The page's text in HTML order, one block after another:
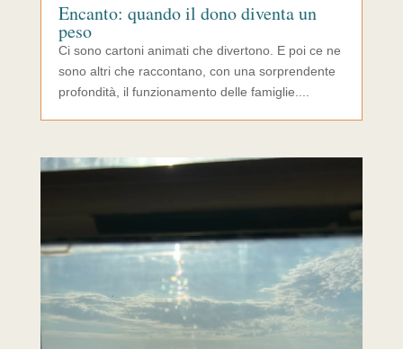
Encanto: quando il dono diventa un
peso
Ci sono cartoni animati che divertono. E poi ce ne
sono altri che raccontano, con una sorprendente
profondità, il funzionamento delle famiglie....